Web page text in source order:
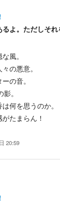
よ。ただしそ
風。
の悪意。
の音。
。
何を思うのか。
たまらん！
20:59